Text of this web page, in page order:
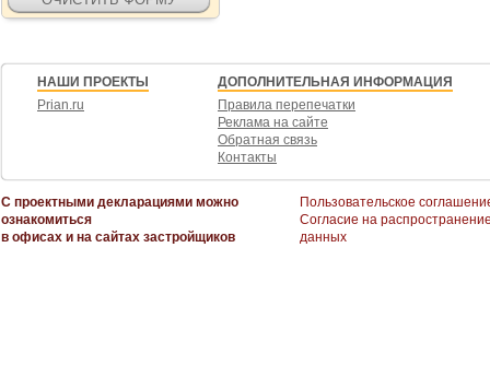
НАШИ ПРОЕКТЫ
Prian.ru
ДОПОЛНИТЕЛЬНАЯ ИНФОРМАЦИЯ
Правила перепечатки
Реклама на сайте
Обратная связь
Контакты
С проектными декларациями можно
ознакомиться
в офисах и на сайтах застройщиков
Пользовательское
Согласие на
данных